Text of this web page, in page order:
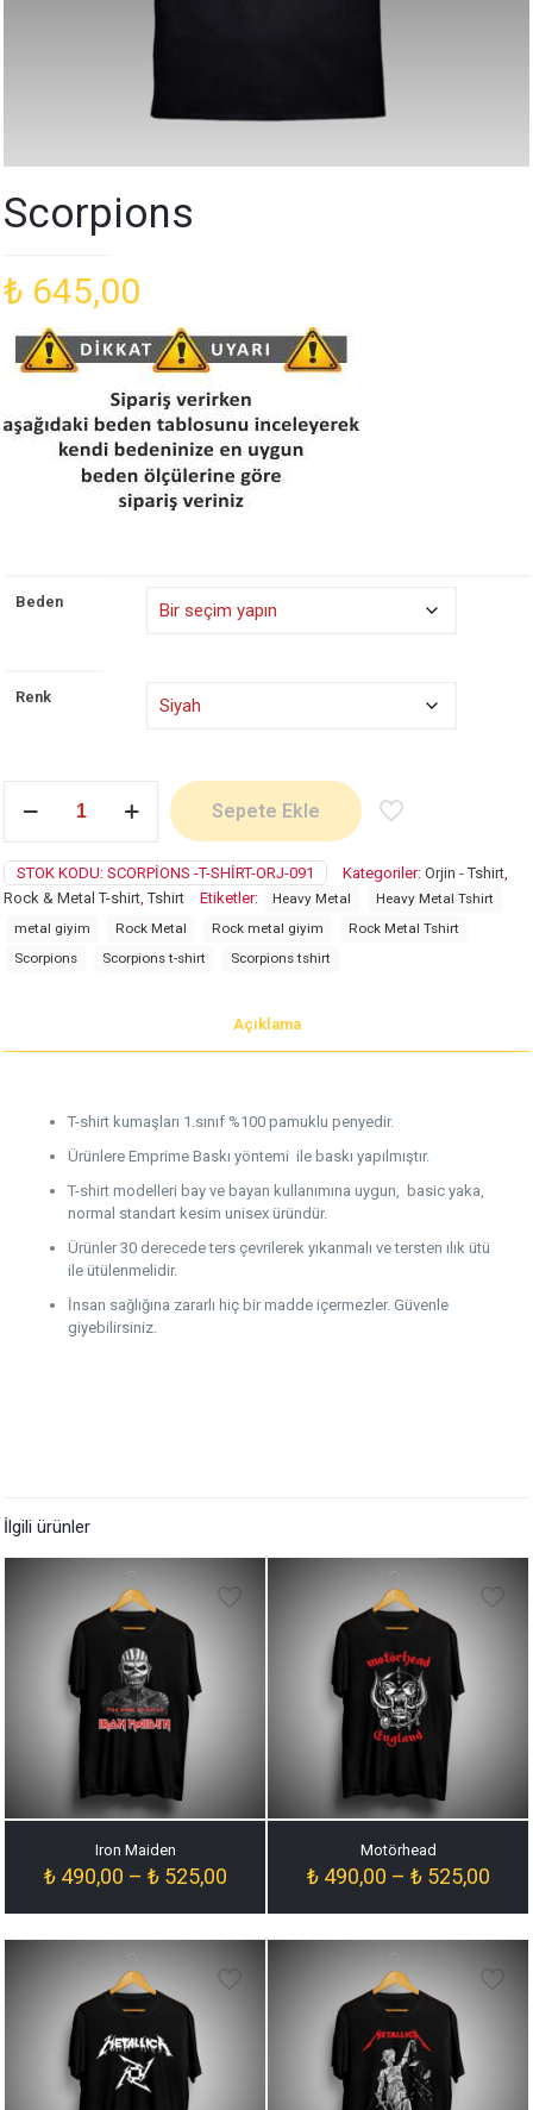
Scorpions
₺ 645,00
Beden
Renk
adet
Sepete Ekle
STOK KODU: SCORPIONS -T-SHIRT-ORJ-091 Kategoriler: Orjin - Tshirt
Rock & Metal T-shirt ,Tshirt Etiketler: Heavy Metal
Heavy Metal Tshirt
metal giyim
Rock Metal Rock metal giyim
Rock Metal Tshirt
Scorpions
Scorpions t-shirt Scorpions tshirt
Açıklama
T-shirt kumaşları 1.sınıf %100 pamuklu penyedir.
Ürünlere Emprime Baskı yöntemi ile baskı yapılmıştır.
T-shirt modelleri bay ve bayan kullanımına uygun, basic yaka,
normal standart kesim unisex üründür.
Ürünler 30 derecede ters çevrilerek yıkanmalı ve tersten ılık ütü
ile ütülenmelidir.
İnsan sağlığına zararlı hiç bir madde içermezler. Güvenle
giyebilirsiniz.
İlgili ürünler
Iron Maiden
₺490,00 – ₺525,00Fiyat
₺ 490,00
-
Motörhead
₺490,00 – ₺525,00Fiyat
₺
-